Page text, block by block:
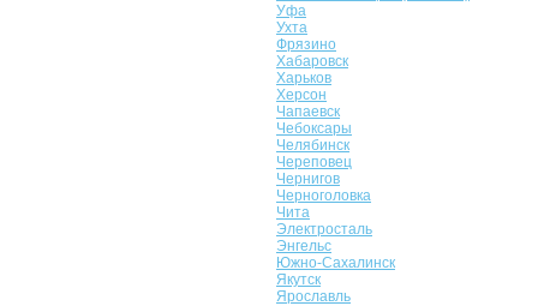
Уфа
Ухта
Фрязино
Хабаровск
Харьков
Херсон
Чапаевск
Чебоксары
Челябинск
Череповец
Чернигов
Черноголовка
Чита
Электросталь
Энгельс
Южно-Сахалинск
Якутск
Ярославль